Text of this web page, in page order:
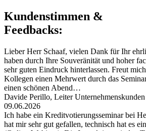
Kundenstimmen &
Feedbacks:
Lieber Herr Schaaf, vielen Dank für Ihr
haben durch Ihre Souveränität und hoher
sehr guten Eindruck hinterlassen. Freut
Kollegen einen Mehrwert durch das
einen schönen Abend…
Davide Perillo, Leiter Unternehmenskunden
09.06.2026
Ich habe ein Kreditvotierungsseminar bei
hat mir sehr gut gefallen, technisch hat es